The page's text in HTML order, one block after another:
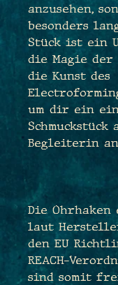
anzusehen,
besonders
Stück ist ein
die Magie der
die Kunst des
um dir ein
Begleiterin
Die Ohrhaken
laut
den EU
REACH-
sind somit